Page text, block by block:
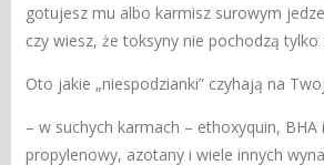
gotujesz mu albo karmisz surowym
czy wiesz, że toksyny nie pochodzą tylko
Oto jakie „niespodzianki” czyhają na
– w suchych karmach – ethoxyquin, BHA
propylenowy, azotany i wiele innych